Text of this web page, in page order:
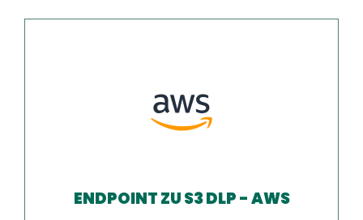
ENDPOINT ZU S3 DLP - AWS